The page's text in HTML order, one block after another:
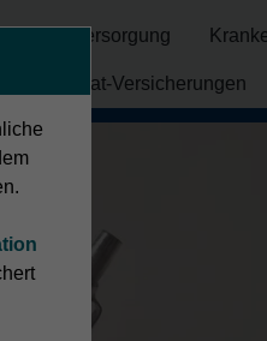
Altersversorgung
Privat-Versicherungen